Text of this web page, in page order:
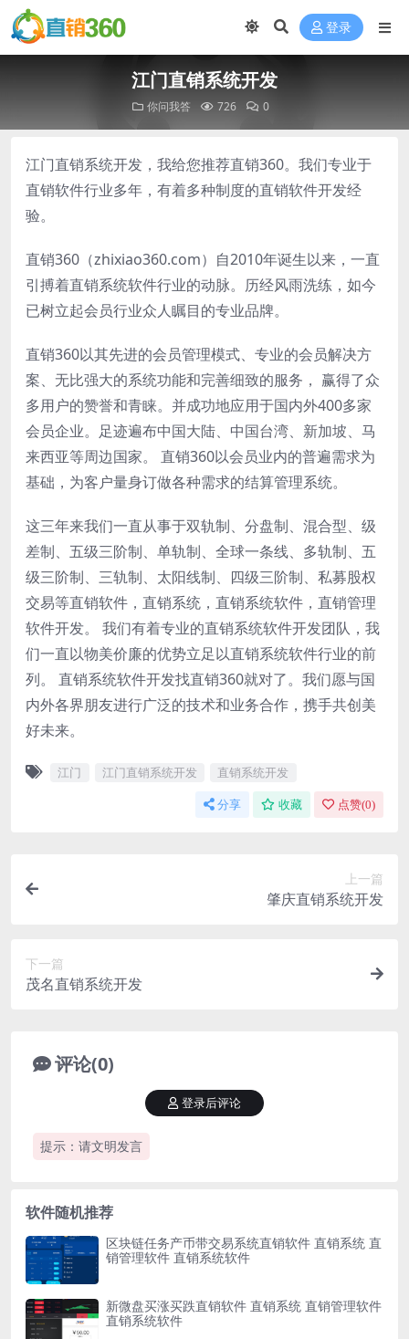
登录
江门直销系统开发
你问我答 726 0
江门直销系统开发，我给您推荐直销360。我们专业于
直销软件行业多年，有着多种制度的直销软件开发经
验。
直销360（zhixiao360.com）自2010年诞生以来，一直
引搏着直销系统软件行业的动脉。历经风雨洗练，如今
已树立起会员行业众人瞩目的专业品牌。
直销360以其先进的会员管理模式、专业的会员解决方
案、无比强大的系统功能和完善细致的服务， 赢得了众
多用户的赞誉和青睐。并成功地应用于国内外400多家
会员企业。足迹遍布中国大陆、中国台湾、新加坡、马
来西亚等周边国家。 直销360以会员业内的普遍需求为
基础，为客户量身订做各种需求的结算管理系统。
这三年来我们一直从事于双轨制、分盘制、混合型、级
差制、五级三阶制、单轨制、全球一条线、多轨制、五
级三阶制、三轨制、太阳线制、四级三阶制、私募股权
交易等直销软件，直销系统，直销系统软件，直销管理
软件开发。 我们有着专业的直销系统软件开发团队，我
们一直以物美价廉的优势立足以直销系统软件行业的前
列。 直销系统软件开发找直销360就对了。我们愿与国
内外各界朋友进行广泛的技术和业务合作，携手共创美
好未来。
江门 江门直销系统开发 直销系统开发
分享 收藏 点赞(0)
上一篇
肇庆直销系统开发
下一篇
茂名直销系统开发
评论(0)
提示：请文明发言
登录后评论
软件随机推荐
区块链任务产币带交易系统直销软件 直销系统 直
销管理软件 直销系统软件
新微盘买涨买跌直销软件 直销系统 直销管理软件
直销系统软件